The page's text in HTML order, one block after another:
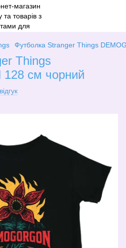
Футболка Stranger Things
Things
128 см чорний